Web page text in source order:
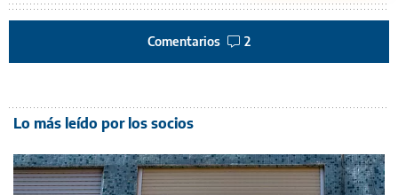
Comentarios 2
Lo más leído por los socios